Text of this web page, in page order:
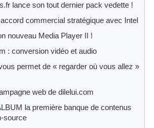
lance son tout dernier pack vedette !
commercial stratégique avec Intel
nouveau Media Player II !
: conversion vidéo et audio
permet de « regarder où vous allez »
web de dilelui.com
la première banque de contenus
source